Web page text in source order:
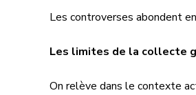
Les controverses abondent
Les limites de la collecte
On relève dans le contexte